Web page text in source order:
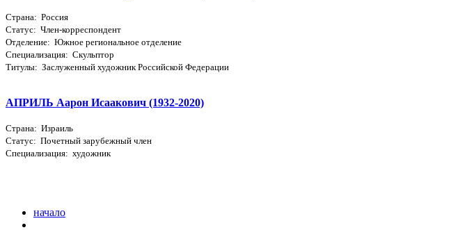
Страна: Россия
Статус: Член-корреспондент
Отделение: Южное региональное отделение
Специализация: Скульптор
Титулы: Заслуженный художник Российской Федерации
АПРИЛЬ Аарон Исаакович (1932-2020)
Страна: Израиль
Статус: Почетный зарубежный член
Специализация: художник
начало